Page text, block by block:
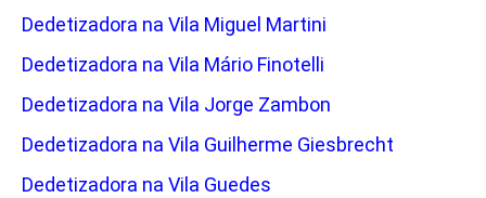
Dedetizadora na Vila Miguel Martini
Dedetizadora na Vila Mário Finotelli
Dedetizadora na Vila Jorge Zambon
Dedetizadora na Vila Guilherme Giesbrecht
Dedetizadora na Vila Guedes